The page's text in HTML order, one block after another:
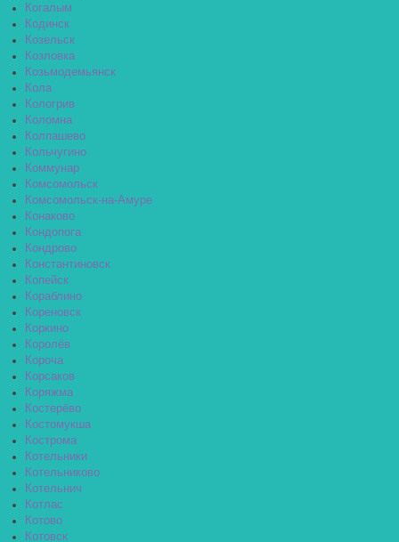
Когалым
Кодинск
Козельск
Козловка
Козьмодемьянск
Кола
Кологрив
Коломна
Колпашево
Кольчугино
Коммунар
Комсомольск
Комсомольск-на-Амуре
Конаково
Кондопога
Кондрово
Константиновск
Копейск
Кораблино
Кореновск
Коркино
Королёв
Короча
Корсаков
Коряжма
Костерёво
Костомукша
Кострома
Котельники
Котельниково
Котельнич
Котлас
Котово
Котовск